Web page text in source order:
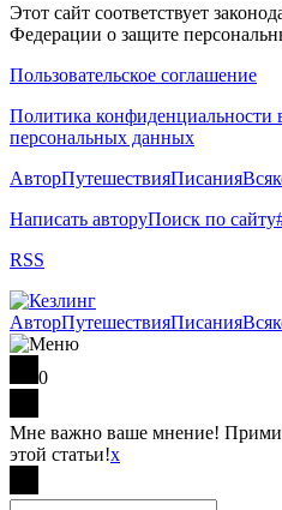
Этот сайт соответствует
Федерации о защите
Пользовательское соглашение
Политика конфиденциальности
персональных данных
АвторПутешествияПисания
Написать авторуПоиск по сайту
RSS
АвторПутешествияПисания
0
Мне важно ваше мнение!
этой статьи!x